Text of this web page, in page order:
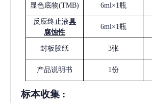
显色底物(TMB) 6ml×1瓶
反应终止液具
腐蚀性
6ml×1瓶
封板胶纸 3张
产品说明书 1份
标本收集 :